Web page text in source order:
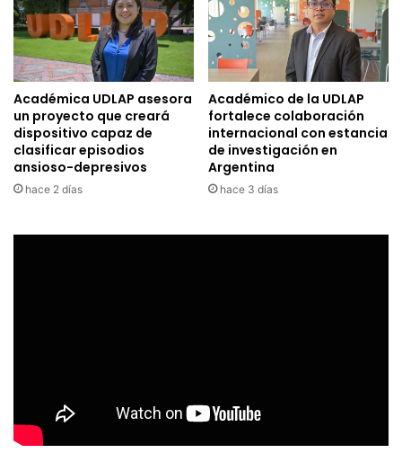
Académica UDLAP asesora
un proyecto que creará
dispositivo capaz de
clasificar episodios
ansioso-depresivos
hace 2 días
Académico de la UDLAP
fortalece colaboración
internacional con estancia
de investigación en
Argentina
hace 3 días